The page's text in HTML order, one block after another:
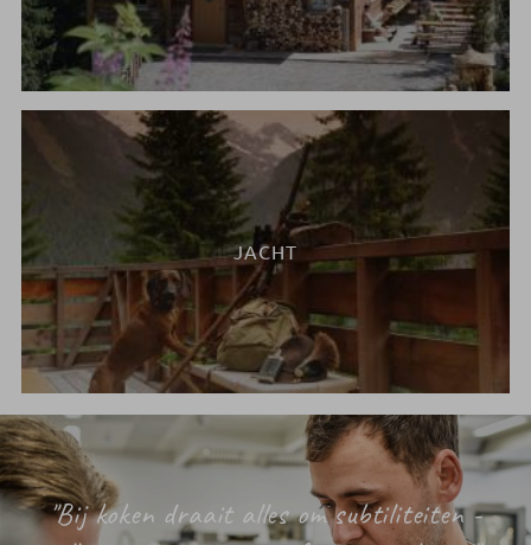
JACHT
"Bij koken draait alles om subtiliteiten -